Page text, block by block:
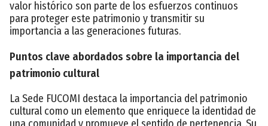
valor histórico son parte de los esfuerzos continuos
para proteger este patrimonio y transmitir su
importancia a las generaciones futuras.
Puntos clave abordados sobre la importancia del
patrimonio cultural
La Sede FUCOMI destaca la importancia del patrimonio
cultural como un elemento que enriquece la identidad de
una comunidad y promueve el sentido de pertenencia. Su